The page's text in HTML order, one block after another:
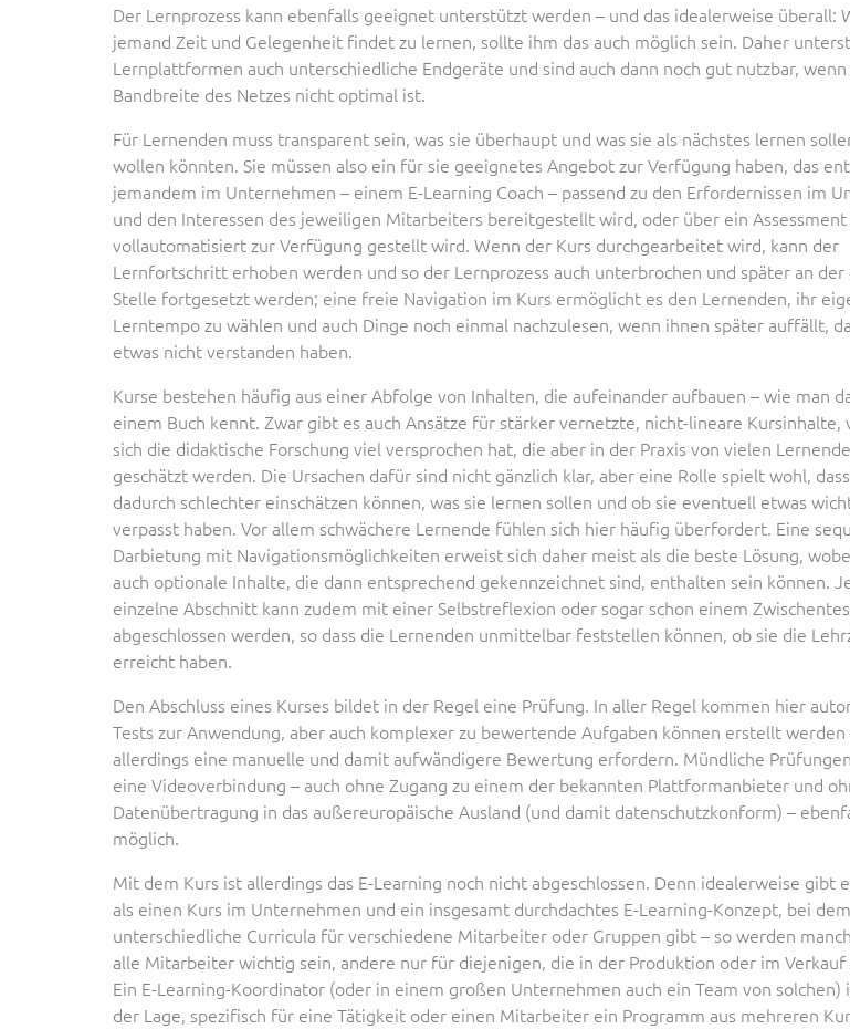
Der Lernprozess kann ebenfalls geeignet unterstützt werden – und das idealerweise überall:
jemand Zeit und Gelegenheit findet zu lernen, sollte ihm das auch möglich sein. Daher
Lernplattformen auch unterschiedliche Endgeräte und sind auch dann noch gut nutzbar,
Bandbreite des Netzes nicht optimal ist.
Für Lernenden muss transparent sein, was sie überhaupt und was sie als nächstes lernen
wollen könnten. Sie müssen also ein für sie geeignetes Angebot zur Verfügung haben, das
jemandem im Unternehmen – einem E-Learning Coach – passend zu den Erfordernissen im
und den Interessen des jeweiligen Mitarbeiters bereitgestellt wird, oder über ein
vollautomatisiert zur Verfügung gestellt wird. Wenn der Kurs durchgearbeitet wird, kann der
Lernfortschritt erhoben werden und so der Lernprozess auch unterbrochen und später an
Stelle fortgesetzt werden; eine freie Navigation im Kurs ermöglicht es den Lernenden, ihr
Lerntempo zu wählen und auch Dinge noch einmal nachzulesen, wenn ihnen später auffällt,
etwas nicht verstanden haben.
Kurse bestehen häufig aus einer Abfolge von Inhalten, die aufeinander aufbauen – wie man
einem Buch kennt. Zwar gibt es auch Ansätze für stärker vernetzte, nicht-lineare Kursinhalte,
sich die didaktische Forschung viel versprochen hat, die aber in der Praxis von vielen
geschätzt werden. Die Ursachen dafür sind nicht gänzlich klar, aber eine Rolle spielt wohl,
dadurch schlechter einschätzen können, was sie lernen sollen und ob sie eventuell etwas
verpasst haben. Vor allem schwächere Lernende fühlen sich hier häufig überfordert. Eine
Darbietung mit Navigationsmöglichkeiten erweist sich daher meist als die beste Lösung,
auch optionale Inhalte, die dann entsprechend gekennzeichnet sind, enthalten sein können.
einzelne Abschnitt kann zudem mit einer Selbstreflexion oder sogar schon einem
abgeschlossen werden, so dass die Lernenden unmittelbar feststellen können, ob sie die
erreicht haben.
Den Abschluss eines Kurses bildet in der Regel eine Prüfung. In aller Regel kommen hier
Tests zur Anwendung, aber auch komplexer zu bewertende Aufgaben können erstellt werden
allerdings eine manuelle und damit aufwändigere Bewertung erfordern. Mündliche
eine Videoverbindung – auch ohne Zugang zu einem der bekannten Plattformanbieter und
Datenübertragung in das außereuropäische Ausland (und damit datenschutzkonform) –
möglich.
Mit dem Kurs ist allerdings das E-Learning noch nicht abgeschlossen. Denn idealerweise gibt
als einen Kurs im Unternehmen und ein insgesamt durchdachtes E-Learning-Konzept, bei
unterschiedliche Curricula für verschiedene Mitarbeiter oder Gruppen gibt – so werden
alle Mitarbeiter wichtig sein, andere nur für diejenigen, die in der Produktion oder im
Ein E-Learning-Koordinator (oder in einem großen Unternehmen auch ein Team von solchen)
der Lage, spezifisch für eine Tätigkeit oder einen Mitarbeiter ein Programm aus mehreren